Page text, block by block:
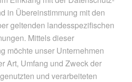
in Übereinstimmung mit den
geltenden landesspezifischen
Mittels dieser
möchte unser Unternehmen
Art, Umfang und Zweck der
und verarbeiteten